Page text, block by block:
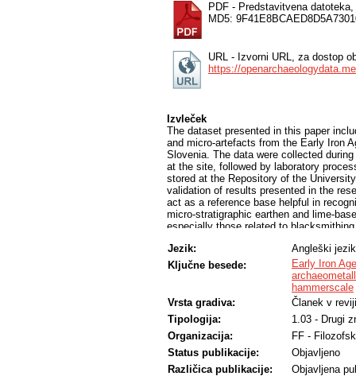
PDF - Predstavitvena datoteka,
MD5:
URL - Izvorni URL, za dostop
https://
Izvleček
The dataset presented in this paper
and micro-artefacts from the Early Iron
Slovenia. The data were collected
at the site, followed by laboratory
stored at the Repository of the
validation of results presented in the
act as a reference base helpful in
micro-stratigraphic earthen and lime-
especially those related to
Jezik:
Angleški jezik
Ključne besede:
Early Iron Age
hammerscale
Vrsta gradiva:
Članek v reviji
Tipologija:
1.03 - Drugi
Organizacija:
FF -
Status publikacije:
Objavljeno
Različica publikacije:
Objavljena